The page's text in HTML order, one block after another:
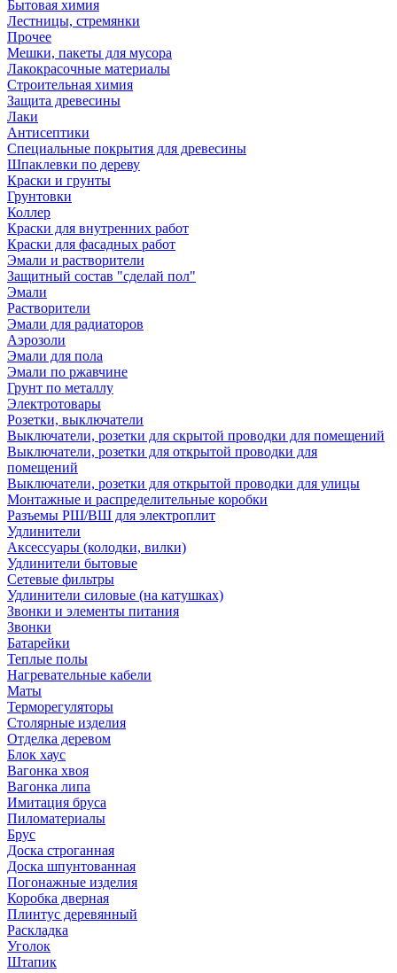
Бытовая химия
Лестницы, стремянки
Прочее
Мешки, пакеты для мусора
Лакокрасочные материалы
Строительная химия
Защита древесины
Лаки
Антисептики
Специальные покрытия для древесины
Шпаклевки по дереву
Краски и грунты
Грунтовки
Коллер
Краски для внутренних работ
Краски для фасадных работ
Эмали и растворители
Защитный состав "сделай пол"
Эмали
Растворители
Эмали для радиаторов
Аэрозоли
Эмали для пола
Эмали по ржавчине
Грунт по металлу
Электротовары
Розетки, выключатели
Выключатели, розетки для скрытой проводки для помещений
Выключатели, розетки для открытой проводки для
помещений
Выключатели, розетки для открытой проводки для улицы
Монтажные и распределительные коробки
Разъемы РШ/ВШ для электроплит
Удлинители
Аксессуары (колодки, вилки)
Удлинители бытовые
Сетевые фильтры
Удлинители силовые (на катушках)
Звонки и элементы питания
Звонки
Батарейки
Теплые полы
Нагревательные кабели
Маты
Терморегуляторы
Столярные изделия
Отделка деревом
Блок хаус
Вагонка хвоя
Вагонка липа
Имитация бруса
Пиломатериалы
Брус
Доска строганная
Доска шпунтованная
Погонажные изделия
Коробка дверная
Плинтус деревянный
Раскладка
Уголок
Штапик